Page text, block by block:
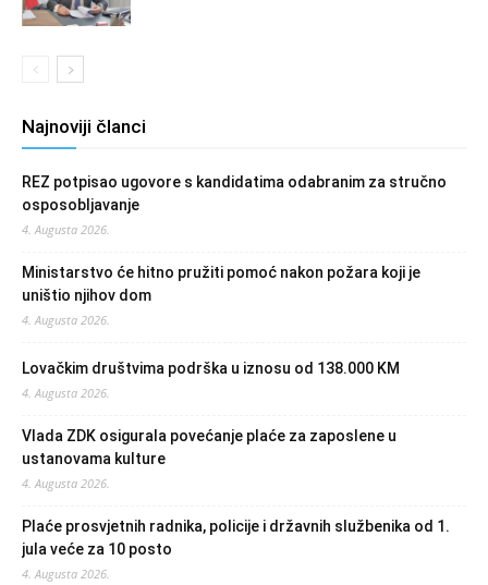
Najnoviji članci
REZ potpisao ugovore s kandidatima odabranim za stručno
osposobljavanje
4. Augusta 2026.
Ministarstvo će hitno pružiti pomoć nakon požara koji je
uništio njihov dom
4. Augusta 2026.
Lovačkim društvima podrška u iznosu od 138.000 KM
4. Augusta 2026.
Vlada ZDK osigurala povećanje plaće za zaposlene u
ustanovama kulture
4. Augusta 2026.
Plaće prosvjetnih radnika, policije i državnih službenika od 1.
jula veće za 10 posto
4. Augusta 2026.